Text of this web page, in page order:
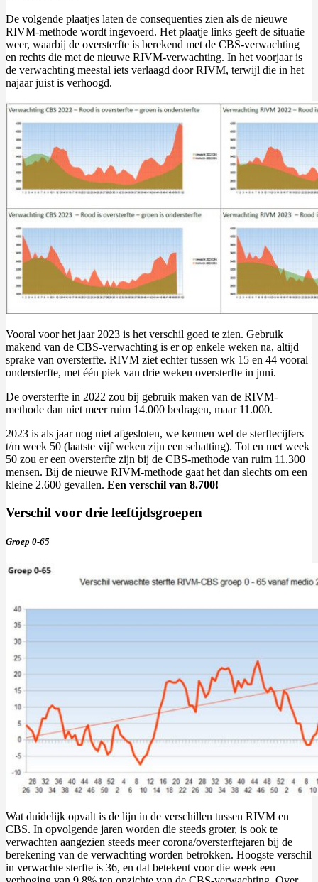
De volgende plaatjes laten de consequenties zien als de nieuwe
RIVM-methode wordt ingevoerd. Het plaatje links geeft de situatie
weer, waarbij de oversterfte is berekend met de CBS-verwachting
en rechts die met de nieuwe RIVM-verwachting. In het voorjaar is
de verwachting meestal iets verlaagd door RIVM, terwijl die in het
najaar juist is verhoogd.
Vooral voor het jaar 2023 is het verschil goed te zien. Gebruik
makend van de CBS-verwachting is er op enkele weken na, altijd
sprake van oversterfte. RIVM ziet echter tussen wk 15 en 44 vooral
ondersterfte, met één piek van drie weken oversterfte in juni.
De oversterfte in 2022 zou bij gebruik maken van de RIVM-
methode dan niet meer ruim 14.000 bedragen, maar 11.000.
2023 is als jaar nog niet afgesloten, we kennen wel de sterftecijfers
t/m week 50 (laatste vijf weken zijn een schatting). Tot en met week
50 zou er een oversterfte zijn bij de CBS-methode van ruim 11.300
mensen. Bij de nieuwe RIVM-methode gaat het dan slechts om een
kleine 2.600 gevallen. Een verschil van 8.700!
Verschil voor drie leeftijdsgroepen
Groep 0-65
Wat duidelijk opvalt is de lijn in de verschillen tussen RIVM en
CBS. In opvolgende jaren worden die steeds groter, is ook te
verwachten aangezien steeds meer corona/oversterftejaren bij de
berekening van de verwachting worden betrokken. Hoogste verschil
in verwachte sterfte is 36, en dat betekent voor die week een